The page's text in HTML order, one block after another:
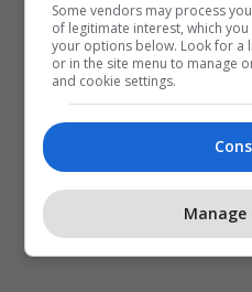
Some vendors may process
of legitimate interest, which
your options below. Look for a
or in the site menu to manage
and cookie settings.